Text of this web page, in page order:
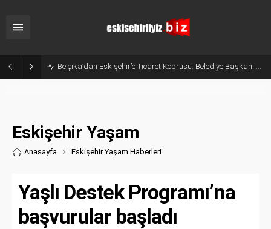
Belçika’dan Eskişehir’e Ticaret Köprüsü: Belediye Başkanı Emir Kır MÜSİAD’ı Ziyaret Etti
Eskişehir Yaşam
Anasayfa Eskişehir Yaşam Haberleri
Yaşlı Destek Programı’na
başvurular başladı